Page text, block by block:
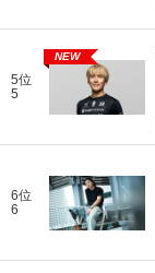
5位
5
NEW
6位
6